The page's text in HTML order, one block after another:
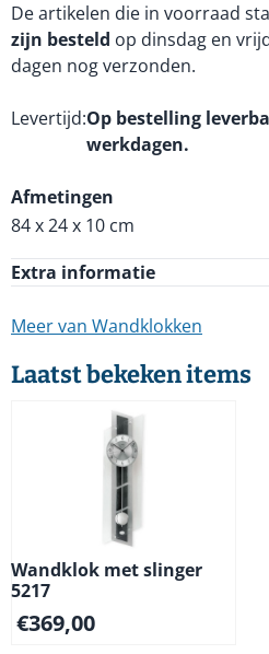
De artikelen die in voorraad
zijn besteld op dinsdag en
dagen nog verzonden.
Levertijd Op bestelling
werkdagen.
Afmetingen
84 x 24 x 10 cm
Extra informatie
Meer van Wandklokken
Laatst bekeken items
Wandklok met slinger
5217
€369,00